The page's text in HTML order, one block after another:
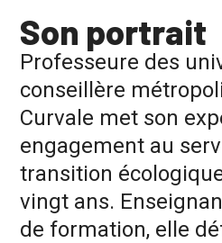
Son portrait
Professeure des
conseillère
Curvale met son
engagement au
transition
vingt ans.
de formation, elle